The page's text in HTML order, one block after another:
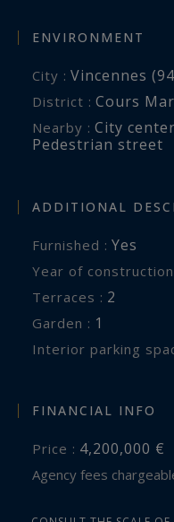
ENVIRONMENT
City : Vincennes
District : Cours
Nearby : City center
Pedestrian street
ADDITIONAL
Furnished : Yes
Year of
terraces : 2
garden : 1
interior parking
FINANCIAL INFO
Price : 4,200,000 €
Agency fees